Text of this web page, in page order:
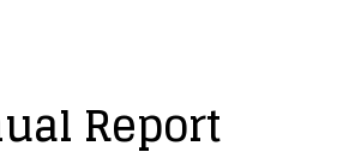
Report